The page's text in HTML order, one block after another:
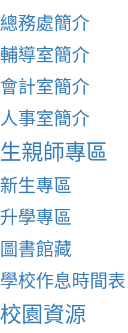
總務處簡介
輔導室簡介
會計室簡介
人事室簡介
生親師專區
新生專區
升學專區
圖書館藏
學校作息時間表
校園資源